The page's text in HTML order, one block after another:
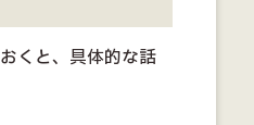
くと、具体的な話